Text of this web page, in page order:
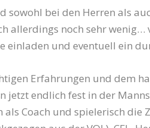
sowohl bei den Herren als
allerdings noch sehr
und eventuell ein
Erfahrungen und dem
jetzt endlich fest in der
Coach und spielerisch die